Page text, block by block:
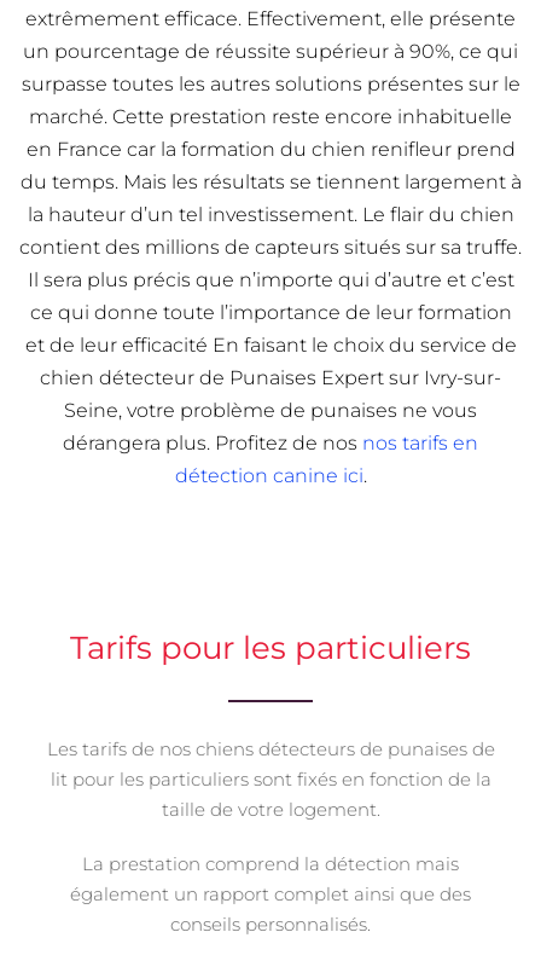
extrêmement efficace. Effectivement, elle présente
un pourcentage de réussite supérieur à 90%, ce qui
surpasse toutes les autres solutions présentes sur le
marché. Cette prestation reste encore inhabituelle
en France car la formation du chien renifleur prend
du temps. Mais les résultats se tiennent largement à
la hauteur d’un tel investissement. Le flair du chien
contient des millions de capteurs situés sur sa truffe.
Il sera plus précis que n’importe qui d’autre et c’est
ce qui donne toute l’importance de leur formation
et de leur efficacité En faisant le choix du service de
chien détecteur de Punaises Expert sur Ivry-sur-
Seine, votre problème de punaises ne vous
dérangera plus. Profitez de nos nos tarifs en
détection canine ici.
Tarifs pour les particuliers
Les tarifs de nos chiens détecteurs de punaises de
lit pour les particuliers sont fixés en fonction de la
taille de votre logement.
La prestation comprend la détection mais
également un rapport complet ainsi que des
conseils personnalisés.